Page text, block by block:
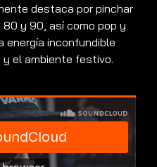
destaca por pinchar
y 90, así como pop y
energía inconfundible
el ambiente festivo.